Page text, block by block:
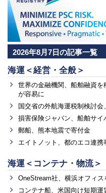
2026年8月7日の記事一覧
海運＜経営・全般＞
世界の金融機関、船舶融資
が容易に
国交省の外航海運税制検討
損害保険ジャパン、船舶サ
郵船、熊本地震で寄付金
エイトノット、都のエコ連携
海運＜コンテナ・物流＞
OneStream社、横浜オフィス
コンテナ船、米国向け短期